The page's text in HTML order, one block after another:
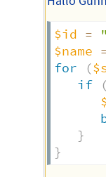
$id =
$name
for
(
if
(
}
}